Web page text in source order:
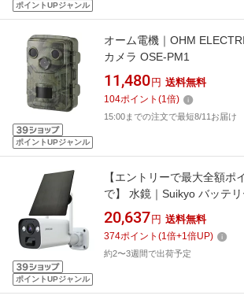
ポイントUPジャンル
ポイントUPジャンル
オーム電機｜OHM
カメラ OSE-PM1
11,480 円 送料無料
104ポイント (1倍)
15:00までの注文で最短8/11お届け
ポイントUPジャンル
【エントリーで最大全額ポ
で】 水鏡｜Suikyo バッテリ
ラーパネル JUANCLOUD バ
Proソーラーパネル JA-
20,637 円 送料無料
374ポイント (1倍+1倍UP)
約2〜3週間で出荷予定